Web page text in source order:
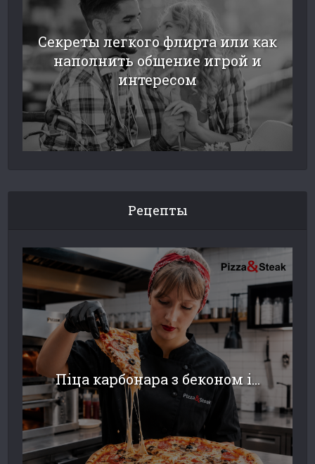
Секреты легкого флирта или как
наполнить общение игрой и
интересом
Рецепты
Піца карбонара з беконом і...